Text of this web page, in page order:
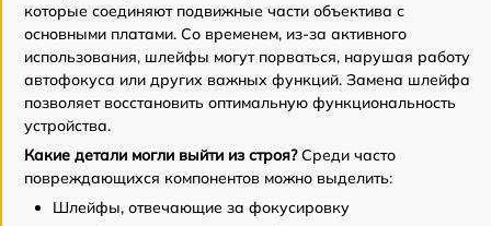
которые соединяют подвижные части объектива с
основными платами. Со временем, из-за активного
использования, шлейфы могут порваться, нарушая работу
автофокуса или других важных функций. Замена шлейфа
позволяет восстановить оптимальную функциональность
устройства.
Какие детали могли выйти из строя?Среди часто
повреждающихся компонентов можно выделить:
Шлейфы, отвечающие за фокусировку